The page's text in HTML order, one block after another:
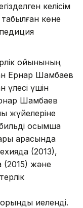
келісім
көне
ойынының
Ернар Шамбаев
үлесі үшін
Шамбаев
жүйелеріне
қосымша
арасында
(2013),
(2015) және
иеленді.